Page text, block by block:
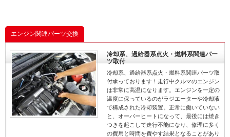
エンジン関連パーツ交換
冷却系、過給器系点火・燃料系関連パー
ツ取付
冷却系、過給器系点火・燃料系関連パーツ取
付承っております！走行中クルマのエンジン
は非常に高温になります。エンジンを一定の
温度に保っているのがラジエーターや冷却液
で構成された冷却装置。正常に働いていない
と、オーバーヒートになって、最後には焼き
つきを起こして走行不能になり、修理に多く
の費用と時間を費やす結果となることがあり